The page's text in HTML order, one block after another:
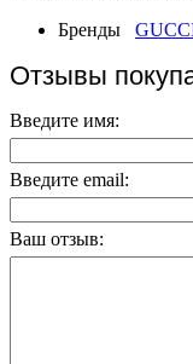
Бренды
Отзывы
Введите имя:
Введите email:
Ваш отзыв: